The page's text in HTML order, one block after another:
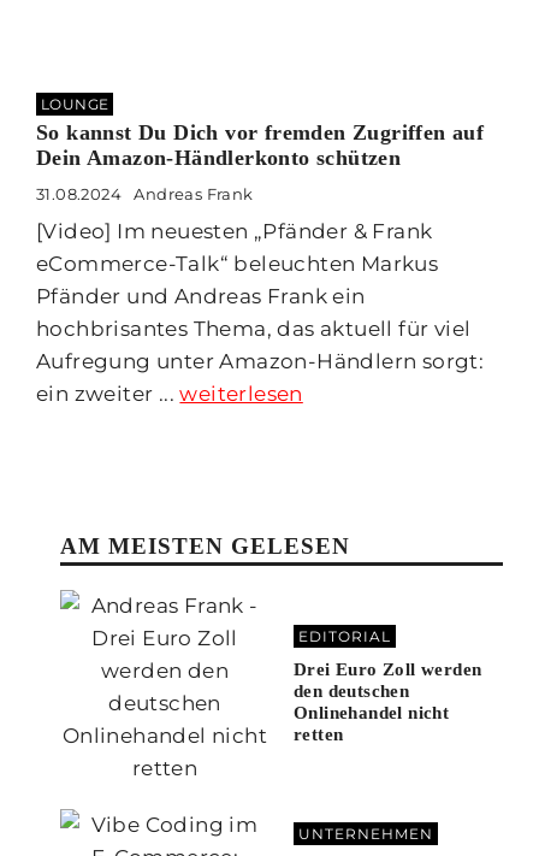
LOUNGE
So kannst Du Dich vor fremden Zugriffen auf
Dein Amazon-Händlerkonto schützen
31.08.2024 Andreas Frank
[Video] Im neuesten „Pfänder & Frank
eCommerce-Talk“ beleuchten Markus
Pfänder und Andreas Frank ein
hochbrisantes Thema, das aktuell für viel
Aufregung unter Amazon-Händlern sorgt:
ein zweiter ...weiterlesen
AM MEISTEN GELESEN
EDITORIAL
Drei Euro Zoll werden
den deutschen
Onlinehandel nicht
retten
UNTERNEHMEN